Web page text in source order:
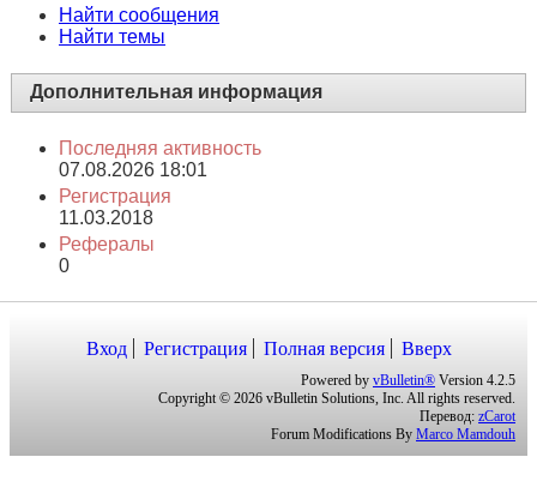
Найти сообщения
Найти темы
Дополнительная информация
Последняя активность
07.08.2026 18:01
Регистрация
11.03.2018
Рефералы
0
Вход Регистрация Полная версия Вверх
Powered by vBulletin® Version 4.2.5
Copyright © 2026 vBulletin Solutions, Inc. All rights reserved.
Перевод: zCarot
Forum Modifications By Marco Mamdouh